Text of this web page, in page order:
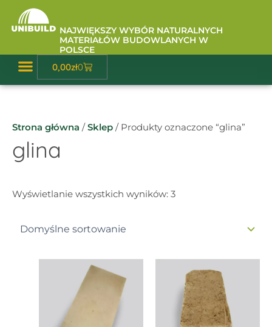
Przejdź
NAJWIĘKSZY WYBÓR NATURALNYCH
MATERIAŁÓW BUDOWLANYCH W
POLSCE
0,00zł0
Wózek
Strona główna /Sklep / Produkty oznaczone “glina”
glina
Wyświetlanie wszystkich wyników: 3